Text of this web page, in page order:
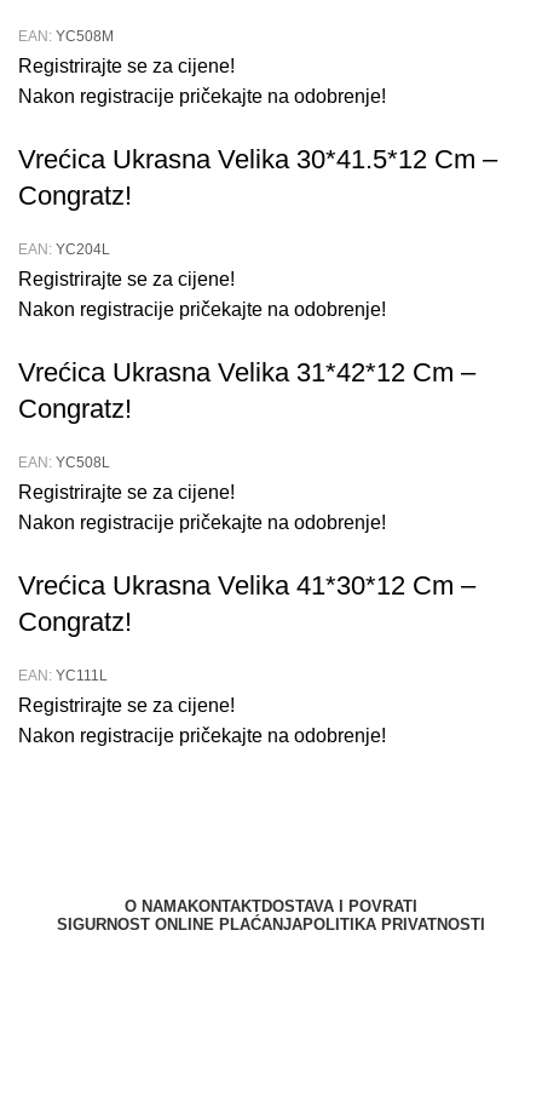
EAN: YC508M
Registrirajte se za cijene!
Nakon registracije pričekajte na odobrenje!
Vrećica Ukrasna Velika 30*41.5*12 Cm –
Congratz!
EAN: YC204L
Registrirajte se za cijene!
Nakon registracije pričekajte na odobrenje!
Vrećica Ukrasna Velika 31*42*12 Cm –
Congratz!
EAN: YC508L
Registrirajte se za cijene!
Nakon registracije pričekajte na odobrenje!
Vrećica Ukrasna Velika 41*30*12 Cm –
Congratz!
EAN: YC111L
Registrirajte se za cijene!
Nakon registracije pričekajte na odobrenje!
O NAMAKONTAKTDOSTAVA I POVRATI
SIGURNOST ONLINE PLAĆANJAPOLITIKA PRIVATNOSTI